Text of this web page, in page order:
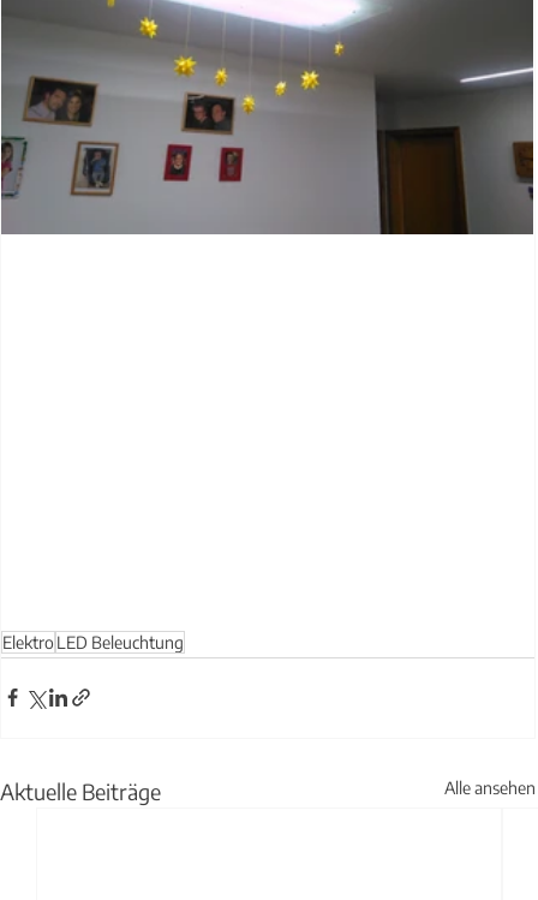
Elektro LED Beleuchtung
Aktuelle Beiträge Alle ansehen